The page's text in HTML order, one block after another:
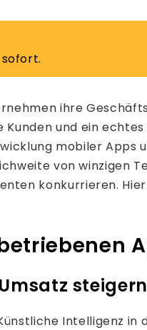
ihre
und ein
mobiler Apps
von winzigen
konkurrieren.
steigern
Intelligenz